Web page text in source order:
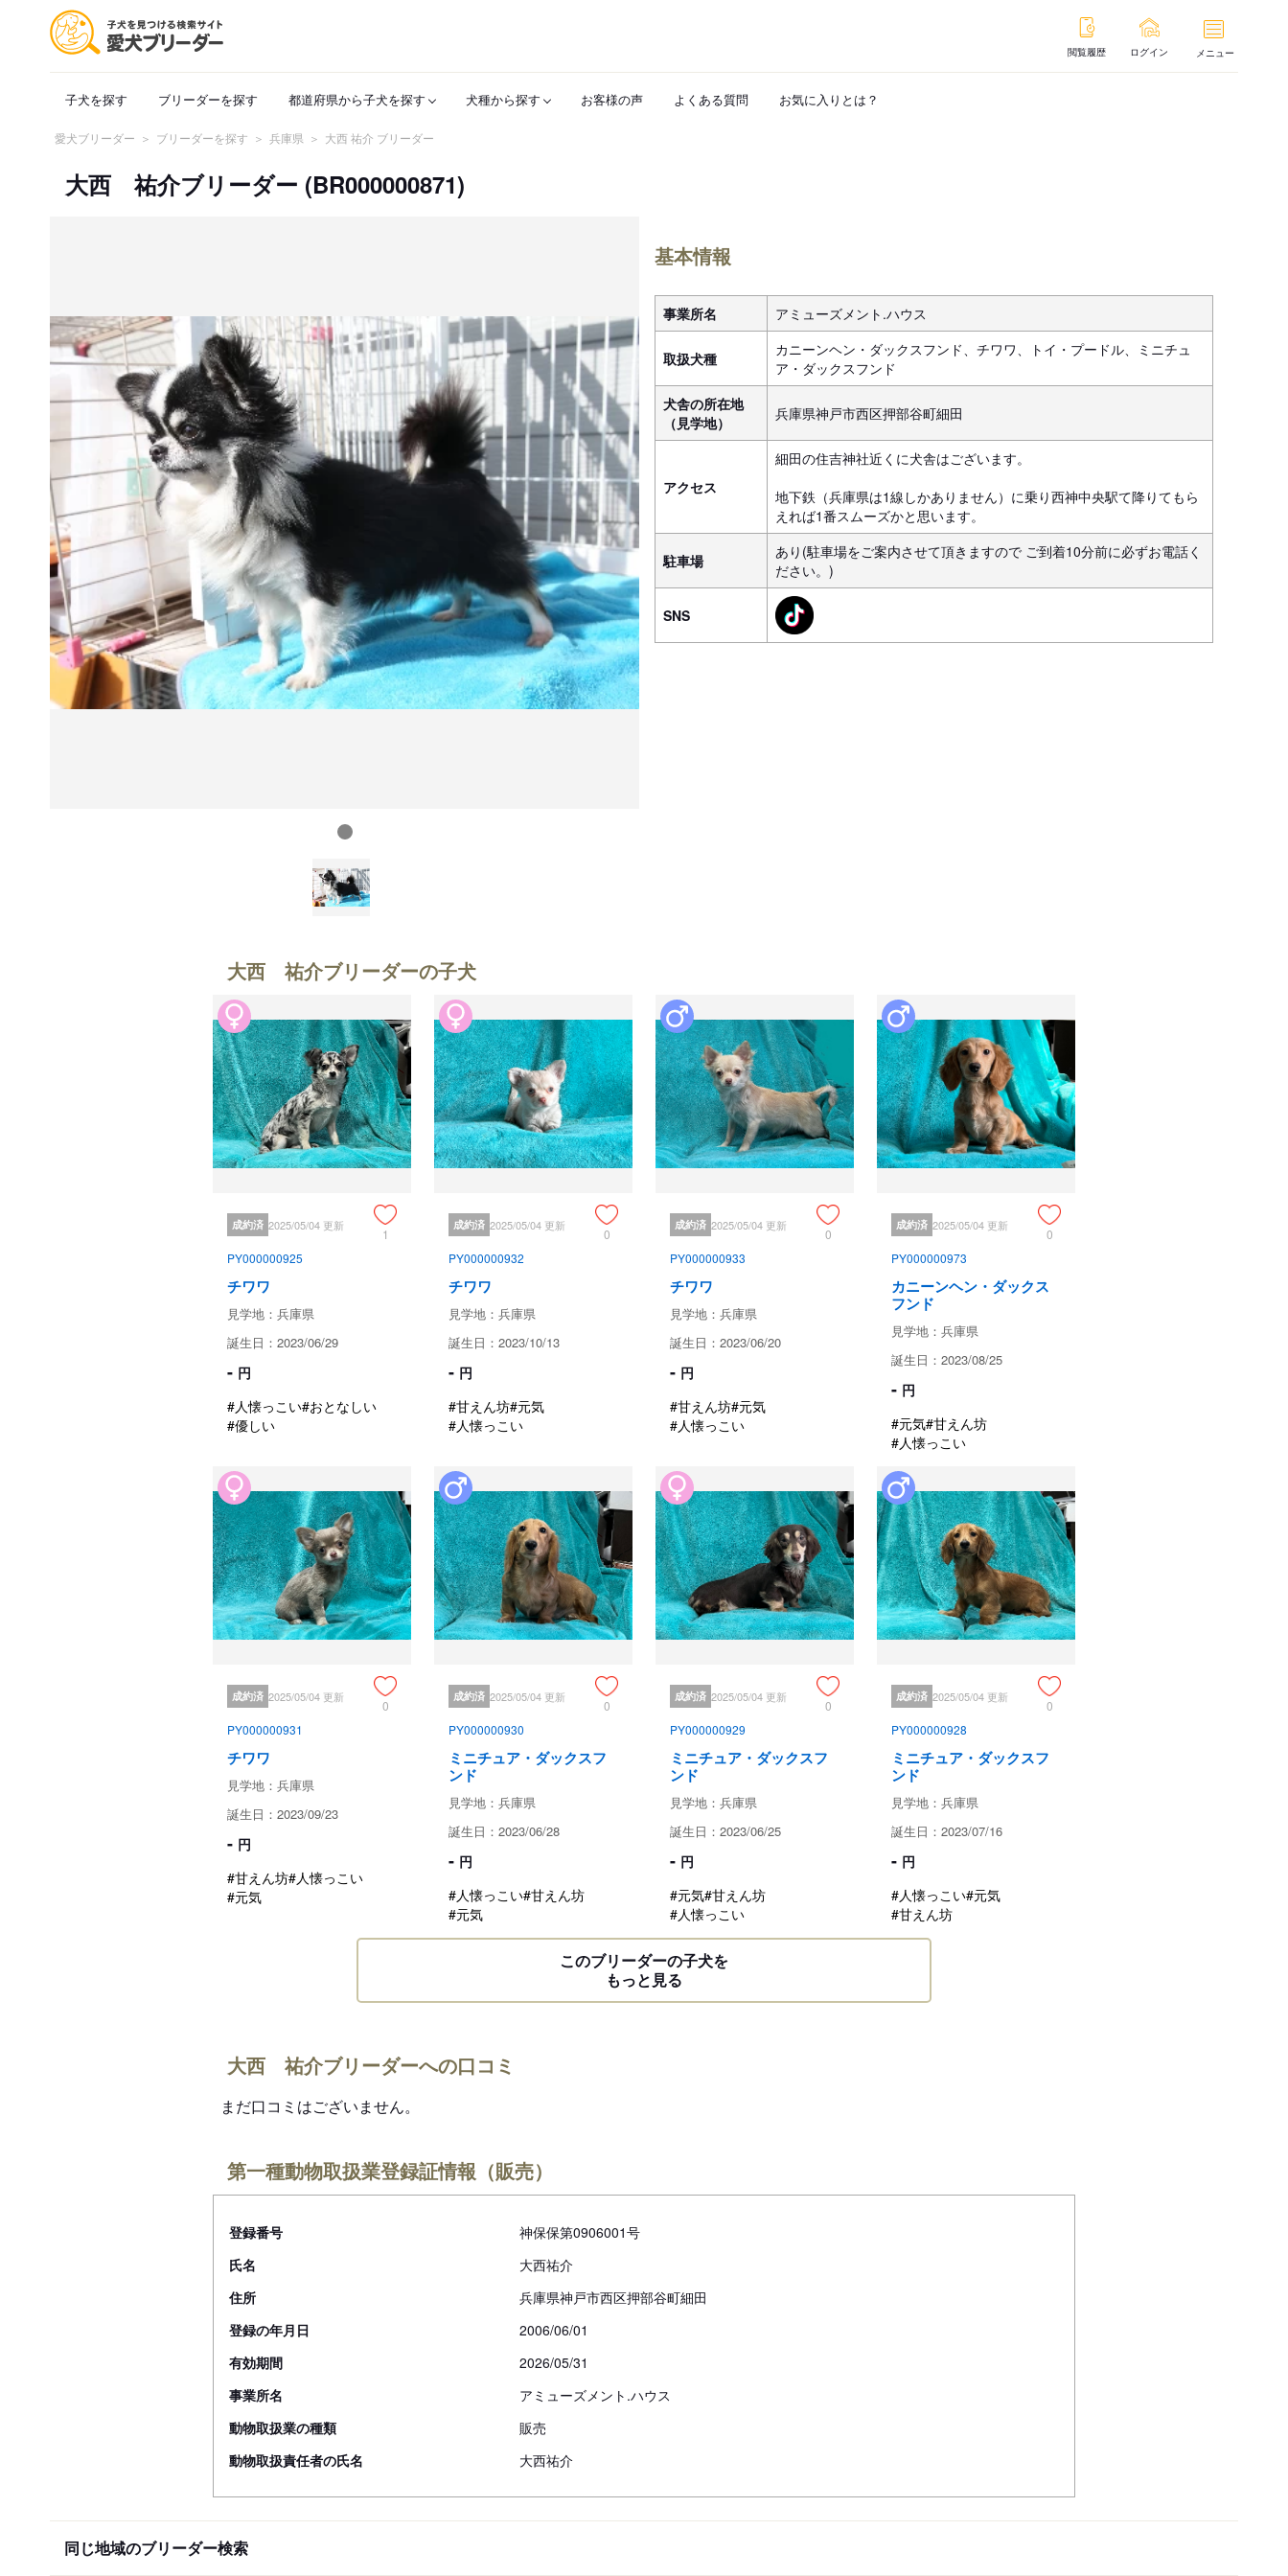
閲覧履歴 ログイン メニュー
子犬を探す ブリーダーを探す 都道府県から子犬を探す 犬種から探す お客様の声 よくある質問 お気に入りとは？
愛犬ブリーダー ブリーダーを探す 兵庫県 大西 祐介 ブリーダー
大西 祐介ブリーダー (BR000000871)
基本情報
事業所名 アミューズメント.ハウス
取扱犬種
カニーンヘン・ダックスフンド、チワワ、トイ・プードル、ミニチュ
ア・ダックスフンド
犬舎の所在地
（見学地）
兵庫県神戸市西区押部谷町細田
アクセス
細田の住吉神社近くに犬舎はございます。
地下鉄（兵庫県は1線しかありません）に乗り西神中央駅て降りてもら
えれば1番スムーズかと思います。
駐車場
あり(駐車場をご案内させて頂きますので ご到着10分前に必ずお電話く
ださい。)
SNS
大西 祐介ブリーダーの子犬
成約済 2025/05/04 更新
1
PY000000925
チワワ
見学地：兵庫県
誕生日：2023/06/29
- 円
#人懐っこい#おとなしい
#優しい
成約済 2025/05/04 更新
0
PY000000932
チワワ
見学地：兵庫県
誕生日：2023/10/13
- 円
#甘えん坊#元気
#人懐っこい
成約済 2025/05/04 更新
0
PY000000933
チワワ
見学地：兵庫県
誕生日：2023/06/20
- 円
#甘えん坊#元気
#人懐っこい
成約済 2025/05/04 更新
0
PY000000973
カニーンヘン・ダックス
フンド
見学地：兵庫県
誕生日：2023/08/25
- 円
#元気#甘えん坊
#人懐っこい
成約済 2025/05/04 更新
0
PY000000931
チワワ
見学地：兵庫県
誕生日：2023/09/23
- 円
#甘えん坊#人懐っこい
#元気
成約済 2025/05/04 更新
0
PY000000930
ミニチュア・ダックスフ
ンド
見学地：兵庫県
誕生日：2023/06/28
- 円
#人懐っこい#甘えん坊
#元気
成約済 2025/05/04 更新
0
PY000000929
ミニチュア・ダックスフ
ンド
見学地：兵庫県
誕生日：2023/06/25
- 円
#元気#甘えん坊
#人懐っこい
成約済 2025/05/04 更新
0
PY000000928
ミニチュア・ダックスフ
ンド
見学地：兵庫県
誕生日：2023/07/16
- 円
#人懐っこい#元気
#甘えん坊
このブリーダーの子犬を
もっと見る
大西 祐介ブリーダーへの口コミ
まだ口コミはございません。
第一種動物取扱業登録証情報（販売）
登録番号
神保保第0906001号
氏名
大西祐介
住所
兵庫県神戸市西区押部谷町細田
登録の年月日
2006/06/01
有効期間
2026/05/31
事業所名
アミューズメント.ハウス
動物取扱業の種類
販売
動物取扱責任者の氏名
大西祐介
同じ地域のブリーダー検索